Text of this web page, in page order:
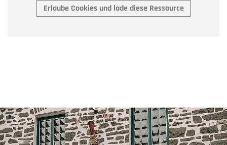
Erlaube Cookies und lade diese Ressource